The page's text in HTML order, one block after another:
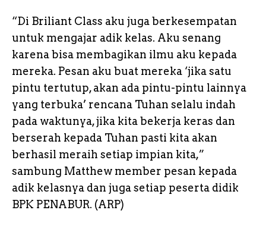
“Di Briliant Class aku juga berkesempatan
untuk mengajar adik kelas. Aku senang
karena bisa membagikan ilmu aku kepada
mereka. Pesan aku buat mereka ‘jika satu
pintu tertutup, akan ada pintu-pintu lainnya
yang terbuka’ rencana Tuhan selalu indah
pada waktunya, jika kita bekerja keras dan
berserah kepada Tuhan pasti kita akan
berhasil meraih setiap impian kita,”
sambung Matthew member pesan kepada
adik kelasnya dan juga setiap peserta didik
BPK PENABUR. (ARP)